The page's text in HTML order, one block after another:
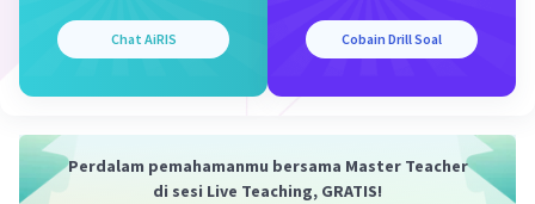
dan penerapan prinsip-prinsip seni rupa yang
sekitar kita, baik yang hidup maupun yang tidak
Beri Rating·0.0(0) Balas
Chat AiRIS Cobain Drill Soal
Perdalam pemahamanmu bersama Master Teacher
di sesi Live Teaching, GRATIS!